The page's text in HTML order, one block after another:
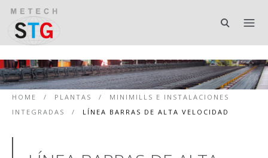
HOME / PLANTAS /
MINIMILLS E INSTALACIONES
INTEGRADAS
/ LÍNEA BARRAS DE ALTA VELOCIDAD